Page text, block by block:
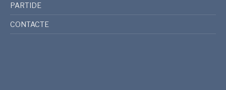
PARTIDE
CONTACTE